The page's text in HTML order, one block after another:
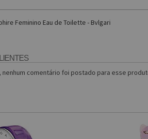
Feminino Eau de Toilette - Bvlgari
nenhum comentário foi postado para esse